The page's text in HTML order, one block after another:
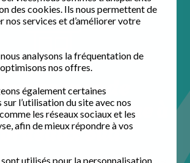
des cookies. Ils nous permettent de
nos services et d’améliorer votre
analysons la fréquentation de
nos offres.
également certaines
l’utilisation du site avec nos
les réseaux sociaux et les
afin de mieux répondre à vos
utilisés pour la personnalisation
agence de
à la personne à
Sud